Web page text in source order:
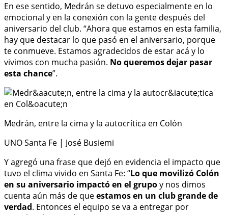
En ese sentido, Medrán se detuvo especialmente en lo
emocional y en la conexión con la gente después del
aniversario del club. “Ahora que estamos en esta familia,
hay que destacar lo que pasó en el aniversario, porque
te conmueve. Estamos agradecidos de estar acá y lo
vivimos con mucha pasión. No queremos dejar pasar
esta chance”.
Medrán, entre la cima y la autocrítica en Colón
UNO Santa Fe | José Busiemi
Y agregó una frase que dejó en evidencia el impacto que
tuvo el clima vivido en Santa Fe: “Lo que movilizó Colón
en su aniversario impactó en el grupoy nos dimos
cuenta aún más de queestamos en un club grande de
verdad. Entonces el equipo se va a entregar por